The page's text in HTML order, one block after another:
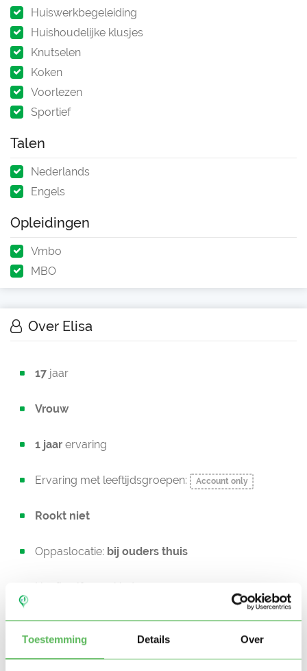
Toestemming Details Over
Huiswerkbegeleiding
Huishoudelijke klusjes
Knutselen
Koken
Voorlezen
Sportief
Talen
Nederlands
Engels
Opleidingen
Vmbo
MBO
Over Elisa
17 jaar
Vrouw
1 jaar ervaring
Ervaring met leeftijdsgroepen: Account only
Rookt niet
Oppaslocatie: bij ouders thuis
Heeft zelf geen kinderen
Niet in bezit van een rijbewijs
Geen auto beschikbaar